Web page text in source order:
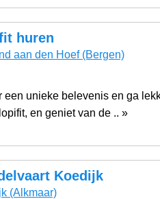
huren
aan den Hoef(Bergen)
een unieke belevenis en ga
en geniet van de .. »
Koedijk
(Alkmaar)